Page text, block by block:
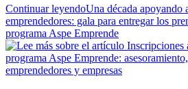
Continuar leyendoUna década apoyando
emprendedores: gala para entregar los
programa Aspe Emprende